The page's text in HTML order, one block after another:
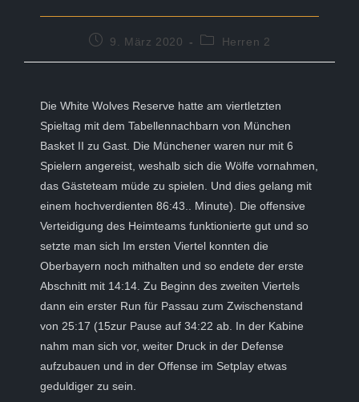
Beitrag9. März 2020
Beitrags-
Herren 2
Die White Wolves Reserve hatte am viertletzten
Spieltag mit dem Tabellennachbarn von München
Basket II zu Gast. Die Münchener waren nur mit 6
Spielern angereist, weshalb sich die Wölfe vornahmen,
das Gästeteam müde zu spielen. Und dies gelang mit
einem hochverdienten 86:43.. Minute). Die offensive
Verteidigung des Heimteams funktionierte gut und so
setzte man sich Im ersten Viertel konnten die
Oberbayern noch mithalten und so endete der erste
Abschnitt mit 14:14. Zu Beginn des zweiten Viertels
dann ein erster Run für Passau zum Zwischenstand
von 25:17 (15zur Pause auf 34:22 ab. In der Kabine
nahm man sich vor, weiter Druck in der Defense
aufzubauen und in der Offense im Setplay etwas
geduldiger zu sein.